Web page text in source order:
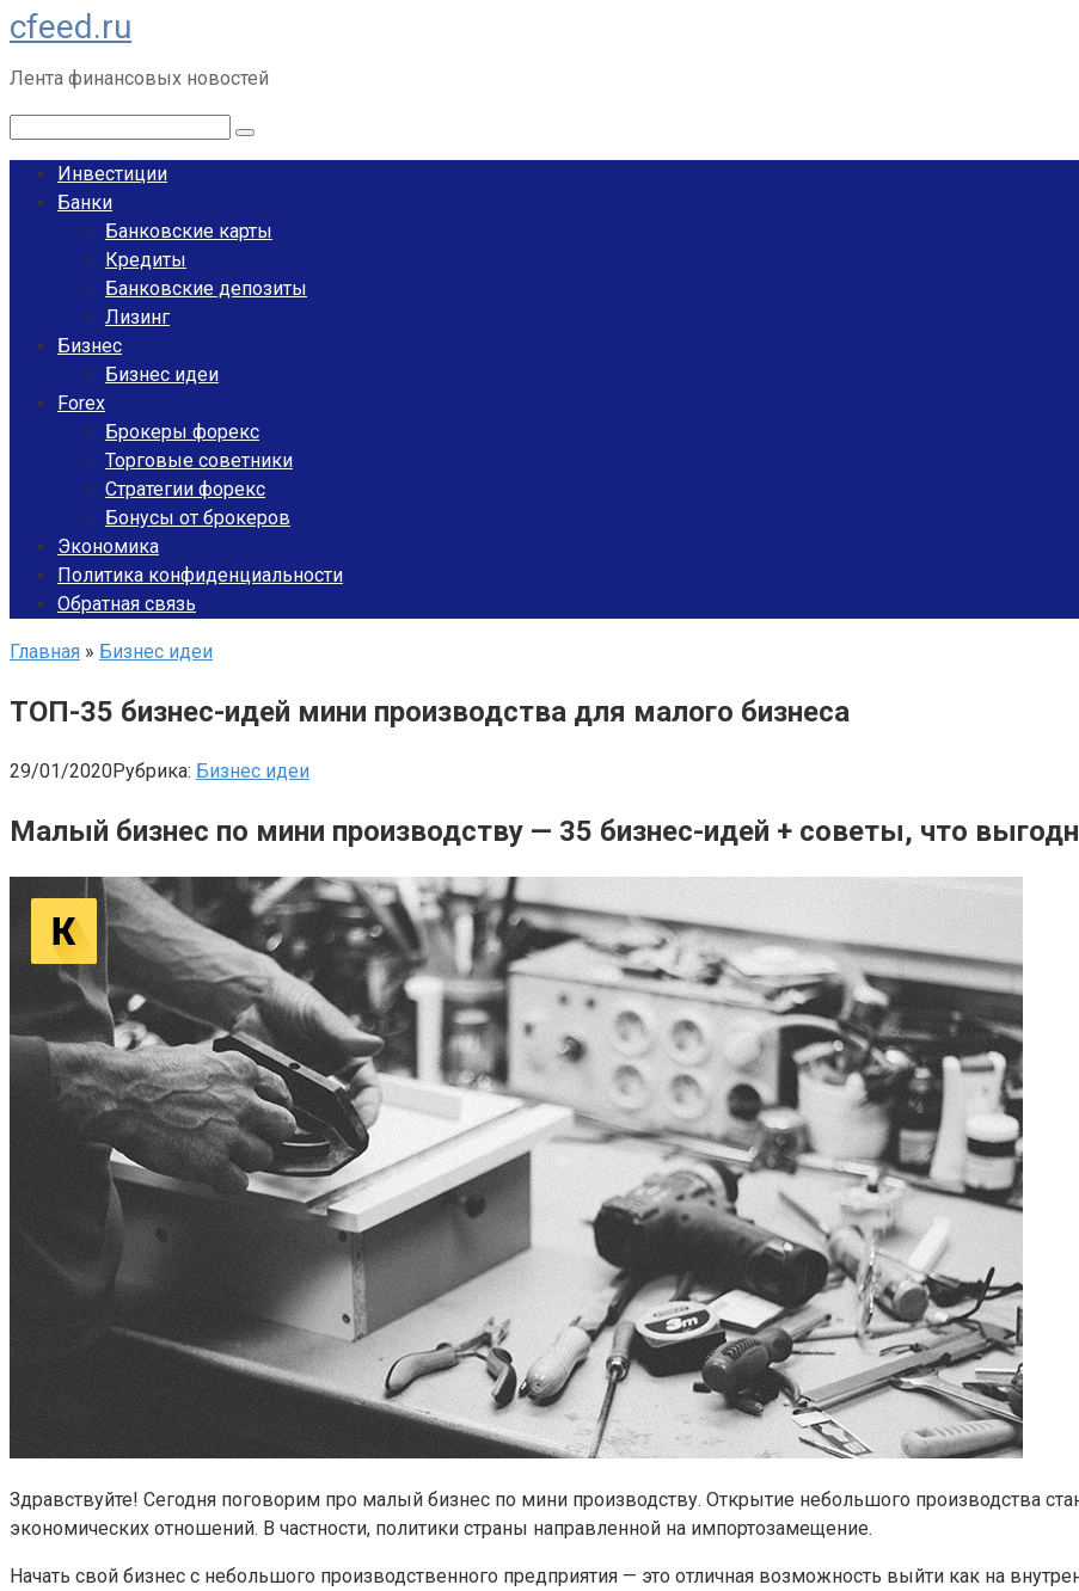
Перейти
к
контенту
cfeed.ru
Лента финансовых новостей
Инвестиции
Банки
Банковские карты
Кредиты
Банковские депозиты
Лизинг
Бизнес
Бизнес идеи
Forex
Брокеры форекс
Торговые советники
Стратегии форекс
Бонусы от брокеров
Экономика
Политика конфиденциальности
Обратная связь
Главная » Бизнес идеи
ТОП-35 бизнес-идей мини производства для малого бизнеса
29/01/2020Рубрика: Бизнес идеи
Малый бизнес по мини производству — 35 бизнес-идей + советы, что
Здравствуйте! Сегодня поговорим про малый бизнес по мини производству. Открытие небольшого производства
экономических отношений. В частности, политики страны направленной на импортозамещение.
Начать свой бизнес с небольшого производственного предприятия — это отличная возможность выйти как на